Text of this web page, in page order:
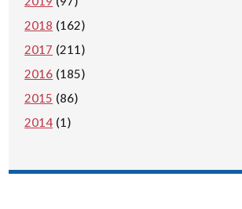
2018 (162)
2017 (211)
2016 (185)
2015 (86)
2014 (1)